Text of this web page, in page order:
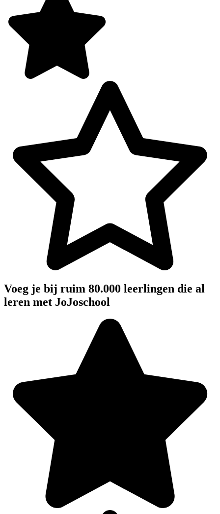
Voeg je bij ruim 80.000 leerlingen die al
leren met JoJoschool